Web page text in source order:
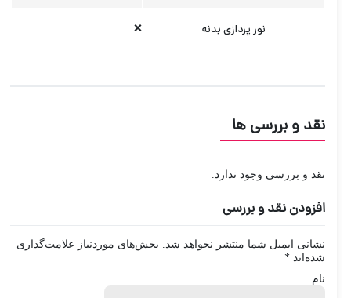
نور پردازی بدنه
نقد و بررسی ها
نقد و بررسی وجود ندارد.
افزودن نقد و بررسی
نشانی ایمیل شما منتشر نخواهد شد. بخش‌های موردنیاز علامت‌گذاری
شده‌اند*
نام